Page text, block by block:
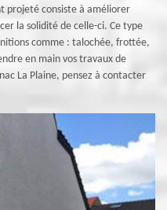
projeté consiste à améliorer
la solidité de celle-ci. Ce type
comme : talochée, frottée,
en main vos travaux de
La Plaine, pensez à contacter